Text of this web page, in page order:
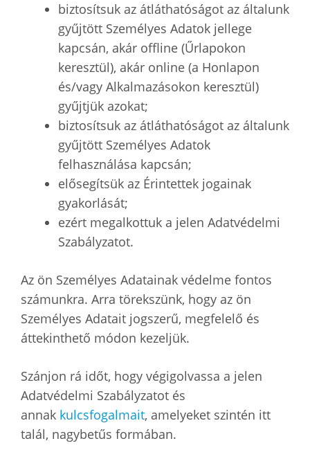
biztosítsuk az átláthatóságot az általunk
gyűjtött Személyes Adatok jellege
kapcsán, akár offline (Űrlapokon
keresztül), akár online (a Honlapon
és/vagy Alkalmazásokon keresztül)
gyűjtjük azokat;
biztosítsuk az átláthatóságot az általunk
gyűjtött Személyes Adatok
felhasználása kapcsán;
elősegítsük az Érintettek jogainak
gyakorlását;
ezért megalkottuk a jelen Adatvédelmi
Szabályzatot.
Az ön Személyes Adatainak védelme fontos
számunkra. Arra törekszünk, hogy az ön
Személyes Adatait jogszerű, megfelelő és
áttekinthető módon kezeljük.
Szánjon rá időt, hogy végigolvassa a jelen
Adatvédelmi Szabályzatot és
annak kulcsfogalmait, amelyeket szintén itt
talál, nagybetűs formában.